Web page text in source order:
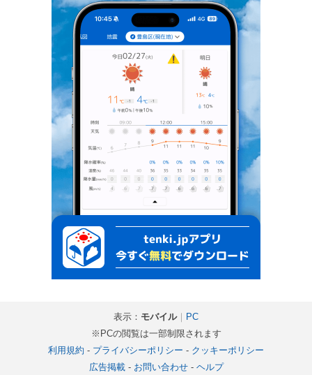
表示： モバイル｜ PC
※PCの閲覧は一部制限されます
利用規約 - プライバシーポリシー - クッキーポリシー
広告掲載- お問い合わせ- ヘルプ